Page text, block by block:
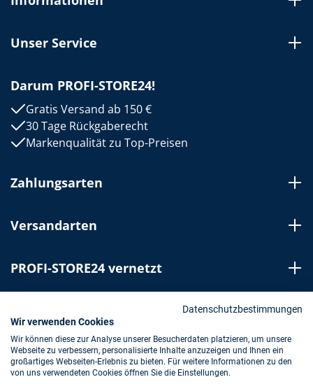
Unser Service
Darum PROFI-STORE24!
Gratis Versand ab 150 €
30 Tage Rückgaberecht
Markenqualität zu Top-Preisen
Zahlungsarten
Versandarten
PROFI-STORE24 vernetzt
Bestellung widerrufen
Impressum AGB Datenschutz
Datenschutzbestimmungen
Wir verwenden Cookies
Wir können diese zur Analyse unserer Besucherdaten platzieren, um unsere
Webseite zu verbessern, personalisierte Inhalte anzuzeigen und Ihnen ein
großartiges Webseiten-Erlebnis zu bieten. Für weitere Informationen zu den
von uns verwendeten Cookies öffnen Sie die Einstellungen.